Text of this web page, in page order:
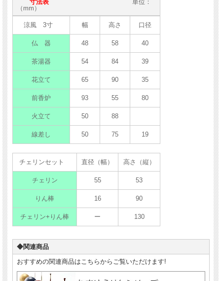
寸法表
単位：
（mm）
涼風 3寸 幅 高さ 口径
仏 器 48 58 40
茶湯器 54 84 39
花立て 65 90 35
前香炉 93 55 80
火立て 50 88
線差し 50 75 19
チェリンセット 直径（幅） 高さ（縦）
チェリン 55 53
りん棒 16 90
チェリン+りん棒 ー 130
◆関連商品
おすすめの関連商品はこちらからご覧いただけます!